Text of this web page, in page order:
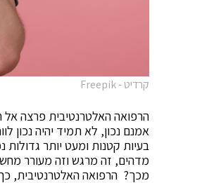
קרדיט - Freepik
הרפואה האלטרנטיבית פרצה
אמנם נכון, לא תמיד יהיה נכון
בעיות קטנות ומעט יותר
מדהים, זה מרגש וזה מעורר
מכך? הרפואה האלטרנטיבית,